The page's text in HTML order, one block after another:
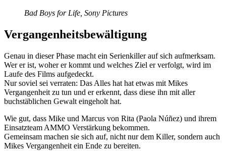
Bad Boys for Life, Sony Pictures
Vergangenheitsbewältigung
Genau in dieser Phase macht ein Serienkiller auf sich aufmerksam.
Wer er ist, woher er kommt und welches Ziel er verfolgt, wird im
Laufe des Films aufgedeckt.
Nur soviel sei verraten: Das Alles hat hat etwas mit Mikes
Vergangenheit zu tun und er erkennt, dass diese ihn mit aller
buchstäblichen Gewalt eingeholt hat.
Wie gut, dass Mike und Marcus von Rita (Paola Núñez) und ihrem
Einsatzteam AMMO Verstärkung bekommen.
Gemeinsam machen sie sich auf, nicht nur dem Killer, sondern auch
Mikes Vergangenheit ein Ende zu bereiten.